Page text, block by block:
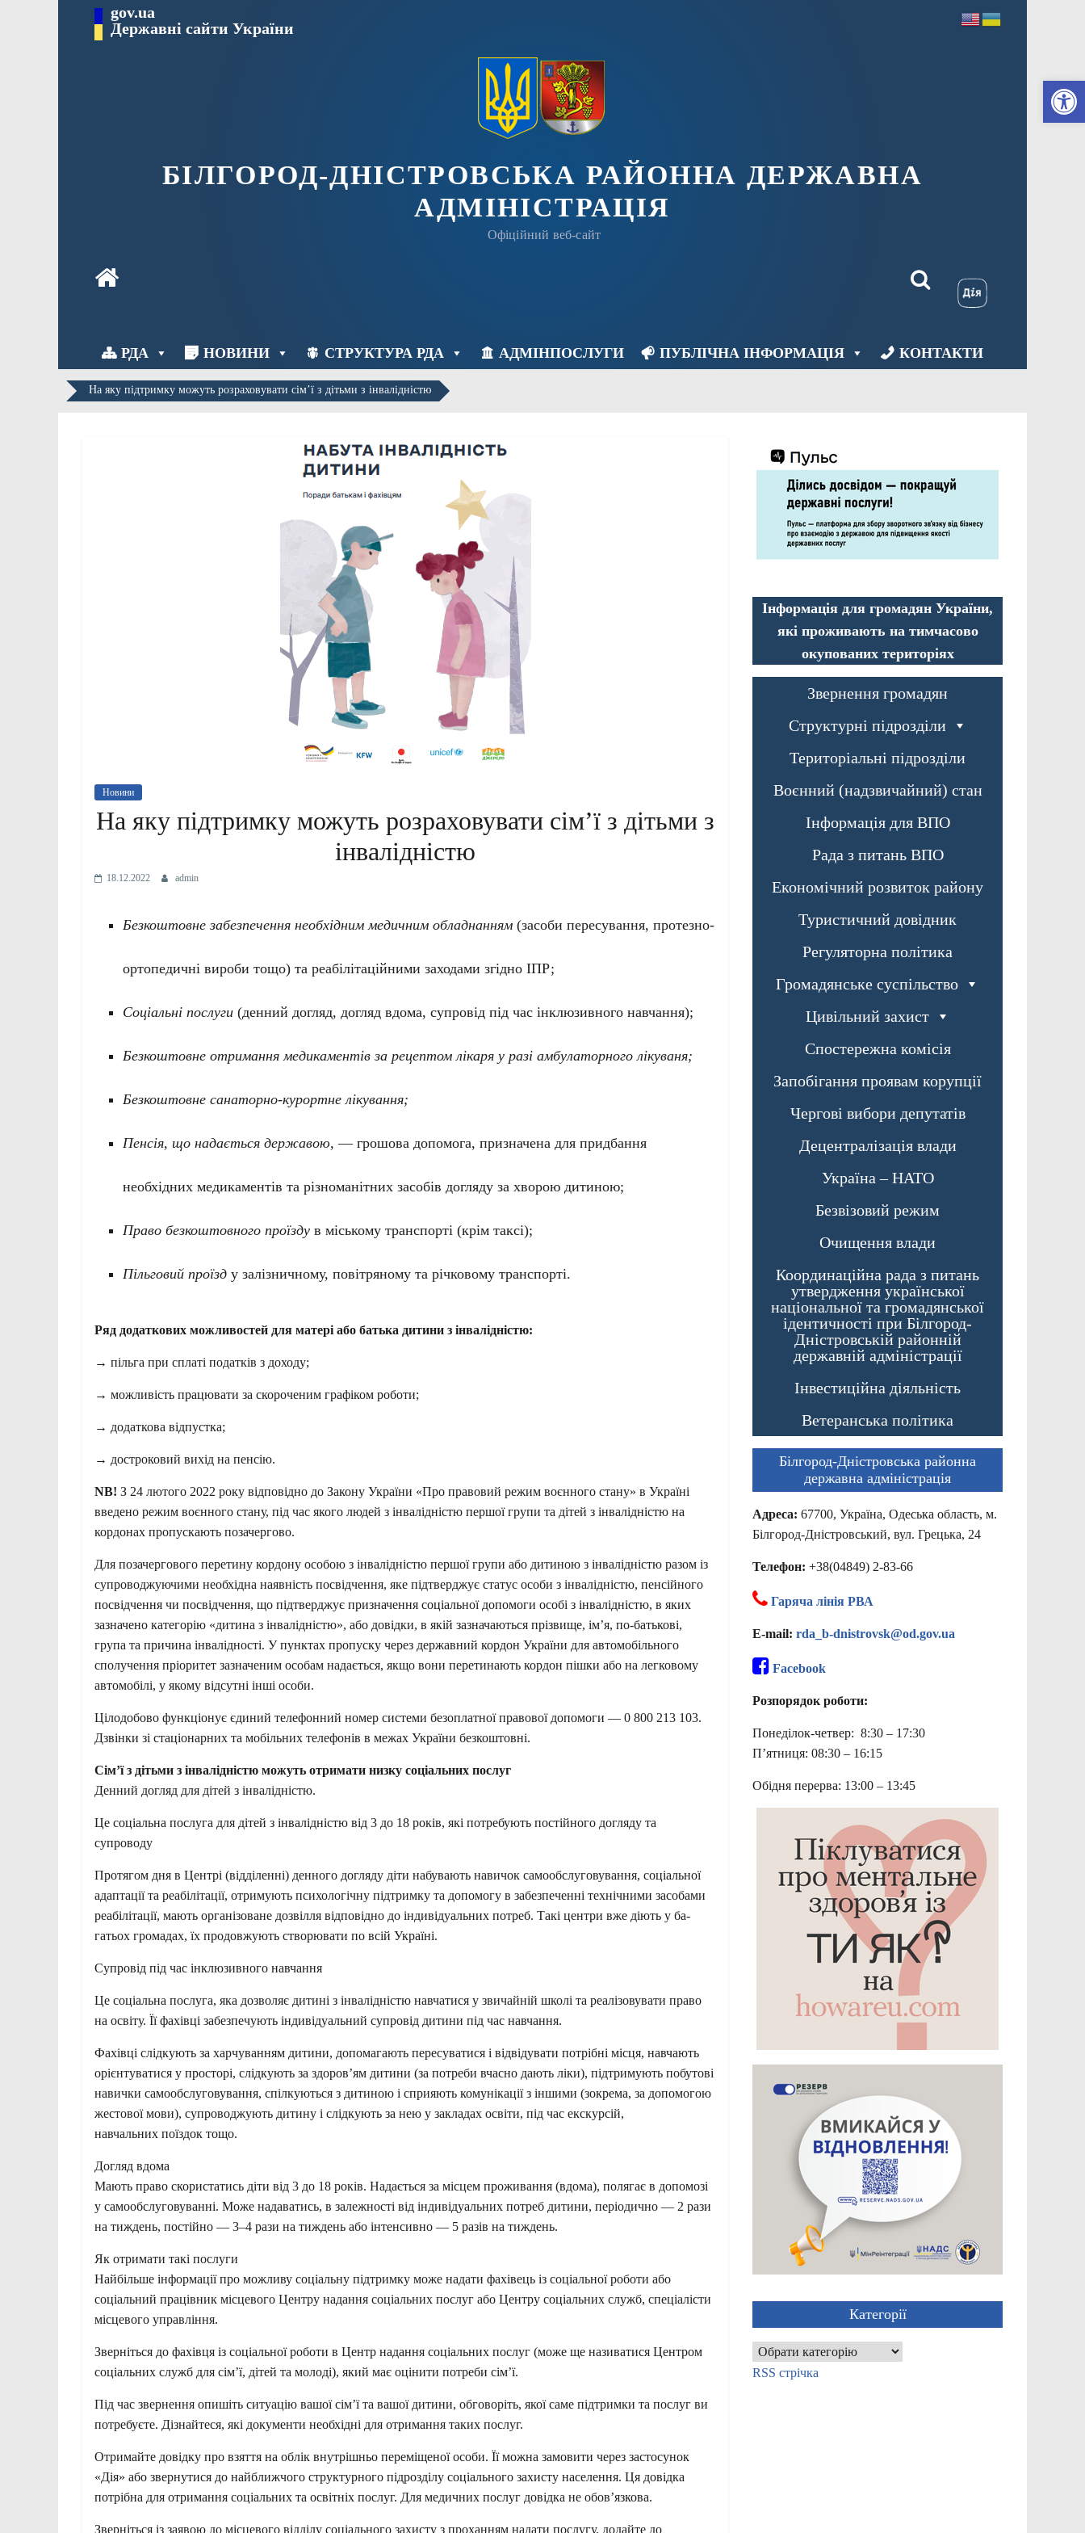
gov.ua
Державні сайти України
БІЛГОРОД-ДНІСТРОВСЬКА РАЙОННА ДЕРЖАВНА
АДМІНІСТРАЦІЯ
Офіційний веб-сайт
РДА НОВИНИ СТРУКТУРА РДА АДМІНПОСЛУГИ ПУБЛІЧНА ІНФОРМАЦІЯ КОНТАКТИ
На яку підтримку можуть розраховувати сім’ї з дітьми з інвалідністю
Новини
На яку підтримку можуть розраховувати сім’ї з дітьми з
інвалідністю
18.12.2022 admin
Безкоштовне забезпечення необхідним медичним обладнанням (засоби пересування, протезно-
ортопедичні вироби тощо) та реабілітаційними заходами згідно ІПР;
Соціальні послуги (денний догляд, догляд вдома, супровід під час інклюзивного навчання);
Безкоштовне отримання медикаментів за рецептом лікаря у разі амбулаторного лікуваня;
Безкоштовне санаторно-курортне лікування;
Пенсія, що надається державою, — грошова допомога, призначена для придбання
необхідних медикаментів та різноманітних засобів догляду за хворою дитиною;
Право безкоштовного проїзду в міському транспорті (крім таксі);
Пільговий проїзд у залізничному, повітряному та річковому транспорті.
Ряд додаткових можливостей для матері або батька дитини з інвалідністю:
→ пільга при сплаті податків з доходу;
→ можливість працювати за скороченим графіком роботи;
→ додаткова відпустка;
→ достроковий вихід на пенсію.
NB! З 24 лютого 2022 року відповідно до Закону України «Про правовий режим воєнного стану» в Україні
введено режим воєнного стану, під час якого людей з інвалідністю першої групи та дітей з інвалідністю на
кордонах пропускають позачергово.
Для позачергового перетину кордону особою з інвалідністю першої групи або дитиною з інвалідністю разом із
супроводжуючими необхідна наявність посвідчення, яке підтверджує статус особи з інвалідністю, пенсійного
посвідчення чи посвідчення, що підтверджує призначення соціальної допомоги особі з інвалідністю, в яких
зазначено категорію «дитина з інвалідністю», або довідки, в якій зазначаються прізвище, ім’я, по-батькові,
група та причина інвалідності. У пунктах пропуску через державний кордон України для автомобільного
сполучення пріоритет зазначеним особам надається, якщо вони перетинають кордон пішки або на легковому
автомобілі, у якому відсутні інші особи.
Цілодобово функціонує єдиний телефонний номер системи безоплатної правової допомоги — 0 800 213 103.
Дзвінки зі стаціонарних та мобільних телефонів в межах України безкоштовні.
Сім’ї з дітьми з інвалідністю можуть отримати низку соціальних послуг
Денний догляд для дітей з інвалідністю.
Це соціальна послуга для дітей з інвалідністю від 3 до 18 років, які потребують постійного догляду та
супроводу
Протягом дня в Центрі (відділенні) денного догляду діти набувають навичок самообслуговування, соціальної
адаптації та реабілітації, отримують психологічну підтримку та допомогу в забезпеченні технічними засобами
реабілітації, мають організоване дозвілля відповідно до індивідуальних потреб. Такі центри вже діють у ба-
гатьох громадах, їх продовжують створювати по всій Україні.
Супровід під час інклюзивного навчання
Це соціальна послуга, яка дозволяє дитині з інвалідністю навчатися у звичайній школі та реалізовувати право
на освіту. Її фахівці забезпечують індивідуальний супровід дитини під час навчання.
Фахівці слідкують за харчуванням дитини, допомагають пересуватися і відвідувати потрібні місця, навчають
орієнтуватися у просторі, слідкують за здоров’ям дитини (за потреби вчасно дають ліки), підтримують побутові
навички самообслуговування, спілкуються з дитиною і сприяють комунікації з іншими (зокрема, за допомогою
жестової мови), супроводжують дитину і слідкують за нею у закладах освіти, під час екскурсій,
навчальних поїздок тощо.
Догляд вдома
Мають право скористатись діти від 3 до 18 років. Надається за місцем проживання (вдома), полягає в допомозі
у самообслуговуванні. Може надаватись, в залежності від індивідуальних потреб дитини, періодично — 2 рази
на тиждень, постійно — 3–4 рази на тиждень або інтенсивно — 5 разів на тиждень.
Як отримати такі послуги
Найбільше інформації про можливу соціальну підтримку може надати фахівець із соціальної роботи або
соціальний працівник місцевого Центру надання соціальних послуг або Центру соціальних служб, спеціалісти
місцевого управління.
Зверніться до фахівця із соціальної роботи в Центр надання соціальних послуг (може ще називатися Центром
соціальних служб для сім’ї, дітей та молоді), який має оцінити потреби сім’ї.
Під час звернення опишіть ситуацію вашої сім’ї та вашої дитини, обговоріть, якої саме підтримки та послуг ви
потребуєте. Дізнайтеся, які документи необхідні для отримання таких послуг.
Отримайте довідку про взяття на облік внутрішньо переміщеної особи. Її можна замовити через застосунок
«Дія» або звернутися до найближчого структурного підрозділу соціального захисту населення. Ця довідка
потрібна для отримання соціальних та освітніх послуг. Для медичних послуг довідка не обов’язкова.
Зверніться із заявою до місцевого відділу соціального захисту з проханням надати послугу, додайте до
Інформація для громадян України,
які проживають на тимчасово
окупованих територіях
Звернення громадян
Структурні підрозділи
Територіальні підрозділи
Воєнний (надзвичайний) стан
Інформація для ВПО
Рада з питань ВПО
Економічний розвиток району
Туристичний довідник
Регуляторна політика
Громадянське суспільство
Цивільний захист
Спостережна комісія
Запобігання проявам корупції
Чергові вибори депутатів
Децентралізація влади
Україна – НАТО
Безвізовий режим
Очищення влади
Координаційна рада з питань
утвердження української
національної та громадянської
ідентичності при Білгород-
Дністровській районній
державній адміністрації
Інвестиційна діяльність
Ветеранська політика
Білгород-Дністровська районна
державна адміністрація
Адреса: 67700, Україна, Одеська область, м.
Білгород-Дністровський, вул. Грецька, 24
Телефон: +38(04849) 2-83-66
Гаряча лінія РВА
E-mail: rda_b-dnistrovsk@od.gov.ua
Facebook
Розпорядок роботи:
Понеділок-четвер: 8:30 – 17:30
П’ятниця: 08:30 – 16:15
Обідня перерва: 13:00 – 13:45
Категорії
Категорії
RSS стрічка